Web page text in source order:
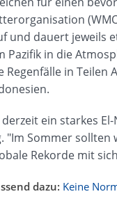
und dauert jeweils
Pazifik in die
Regenfälle in Teilen
derzeit ein starkes
"Im Sommer
Rekorde mit
dazu: Keine